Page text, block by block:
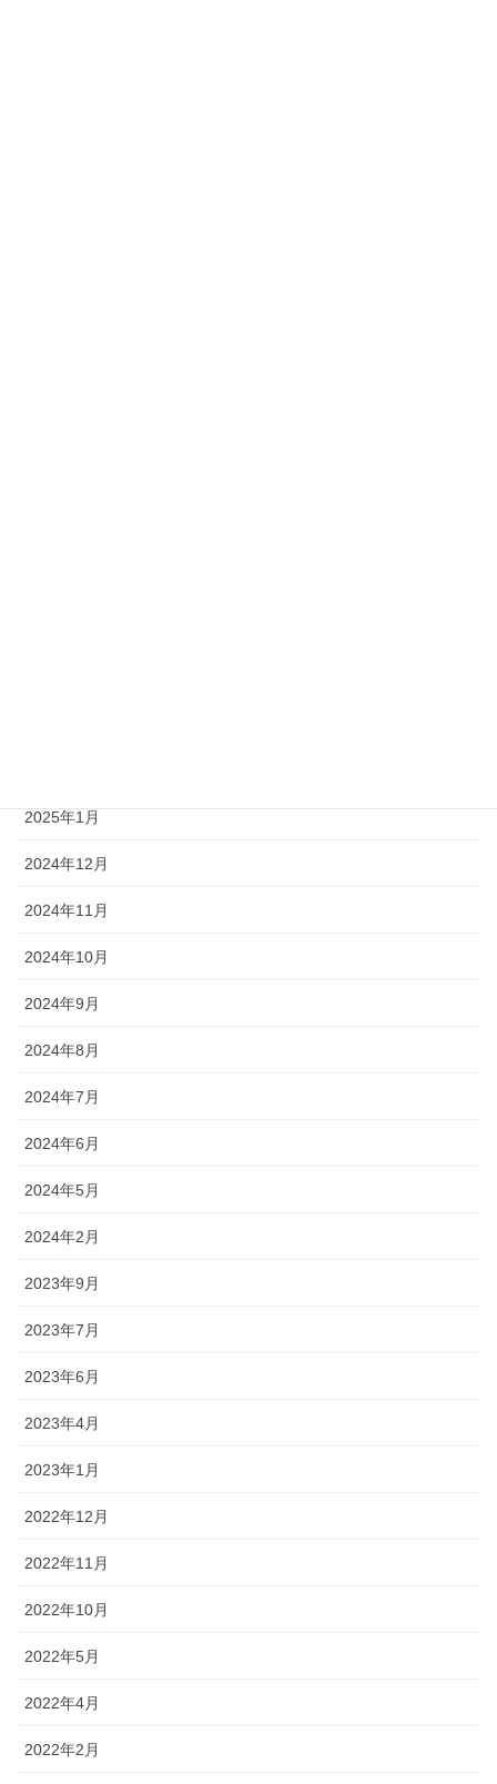
2025年1月
2024年12月
2024年11月
2024年10月
2024年9月
2024年8月
2024年7月
2024年6月
2024年5月
2024年2月
2023年9月
2023年7月
2023年6月
2023年4月
2023年1月
2022年12月
2022年11月
2022年10月
2022年5月
2022年4月
2022年2月